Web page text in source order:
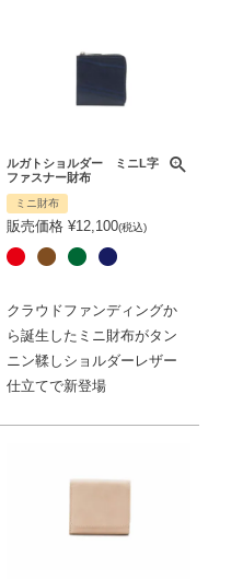
ルガトショルダー ミニL字
ファスナー財布
ミニ財布
販売価格 ¥12,100 税込
クラウドファンディングか
ら誕生したミニ財布がタン
ニン鞣しショルダーレザー
仕立てで新登場